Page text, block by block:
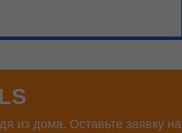
из дома. Оставьте заявку на